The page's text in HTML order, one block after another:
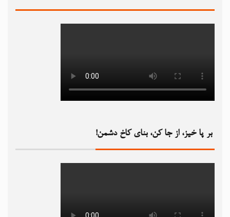
بر پا خیز، از جا کن، بنای کاخ دشمن!‏